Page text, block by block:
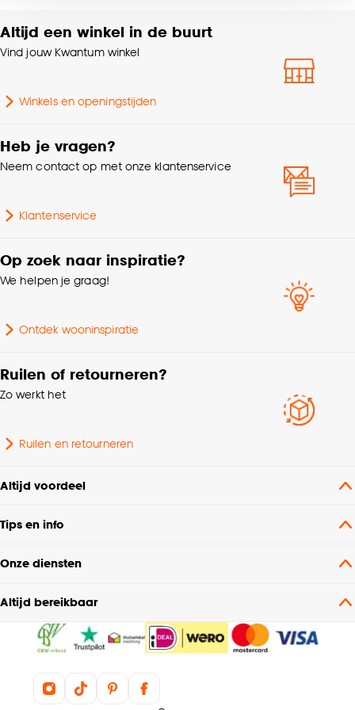
accepteren door op ‘Cookies aanpassen’ te
klikken.
Goed om te weten is dat je deze keuze altijd nog
Altijd een winkel in de buurt
Vind jouw Kwantum winkel
Winkels en openingstijden
Heb je vragen?
Neem contact op met onze klantenservice
Klantenservice
Op zoek naar inspiratie?
We helpen je graag!
Ontdek wooninspiratie
Ruilen of retourneren?
Zo werkt het
Ruilen en retourneren
Altijd voordeel
Tips en info
Onze diensten
Altijd bereikbaar